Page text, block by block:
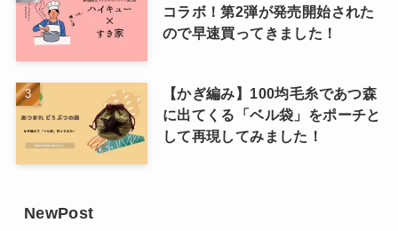
コラボ！第2弾が発売開始された
ので早速買ってきました！
【かぎ編み】100均毛糸であつ森
に出てくる「ベル袋」をポーチと
して再現してみました！
NewPost